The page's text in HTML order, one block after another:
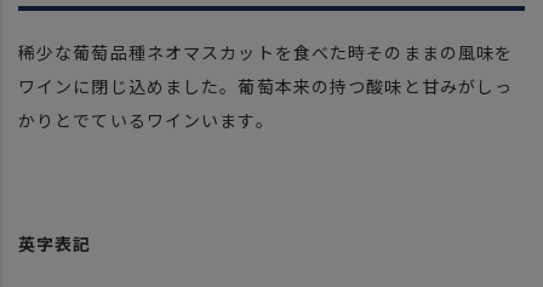
稀少な葡萄品種ネオマスカットを食べた時そのままの風味を
ワインに閉じ込めました。葡萄本来の持つ酸味と甘みがしっ
かりとでているワインいます。
英字表記